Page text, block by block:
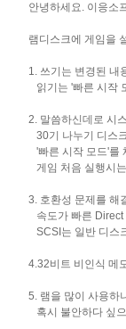
안녕하세요. 이응소
램디스크에 게임을
1. 쓰기는 변경된 내
읽기는 '빠른 시작
2. 말씀하신데로 시
30기 나누기 디스
'빠른 시작 모드'를
게임 처음 실행시
3. 호환성 문제를 해
속도가 빠른 Direct
SCSI는 일반 디스
4.32비트 비인식 메
5. 램을 많이 사용하
혹시 불안하다 싶